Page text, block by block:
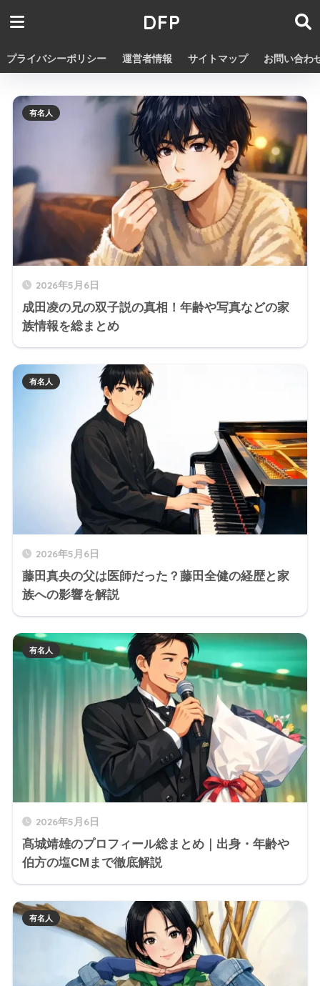
DFP
プライバシーポリシー 運営者情報 サイトマップ お問い合わ
2026年5月6日
成田凌の兄の双子説の真相！年齢や写真などの家
族情報を総まとめ
有名人
2026年5月6日
藤田真央の父は医師だった？藤田全健の経歴と家
族への影響を解説
有名人
2026年5月6日
髙城靖雄のプロフィール総まとめ｜出身・年齢や
伯方の塩CMまで徹底解説
有名人
有名人